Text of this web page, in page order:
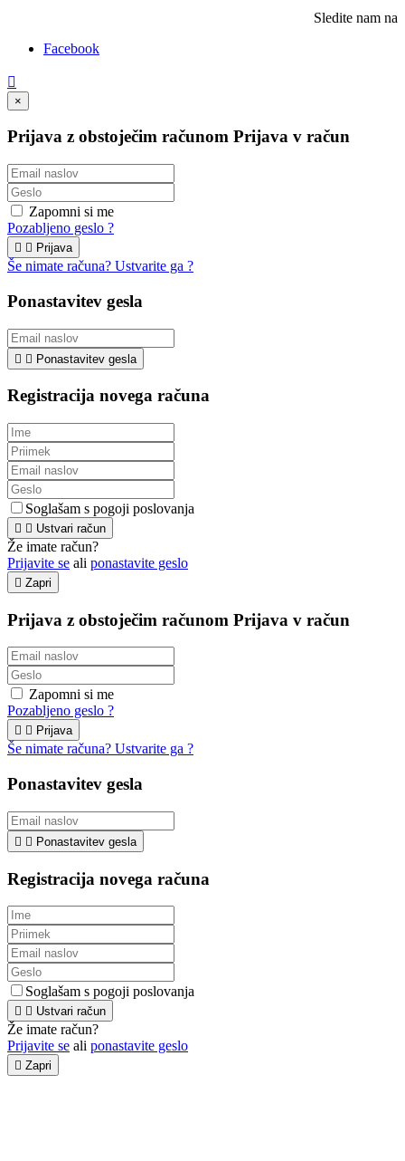
Sledite nam na
Facebook

×
Prijava z obstoječim računom Prijava v račun
Zapomni si me
Pozabljeno geslo ?
  Prijava
Še nimate računa? Ustvarite ga ?
Ponastavitev gesla
  Ponastavitev gesla
Registracija novega računa
Soglašam s pogoji poslovanja
  Ustvari račun
Že imate račun?
Prijavite se ali ponastavite geslo
 Zapri
Prijava z obstoječim računom Prijava v račun
Zapomni si me
Pozabljeno geslo ?
  Prijava
Še nimate računa? Ustvarite ga ?
Ponastavitev gesla
  Ponastavitev gesla
Registracija novega računa
Soglašam s pogoji poslovanja
  Ustvari račun
Že imate račun?
Prijavite se ali ponastavite geslo
 Zapri